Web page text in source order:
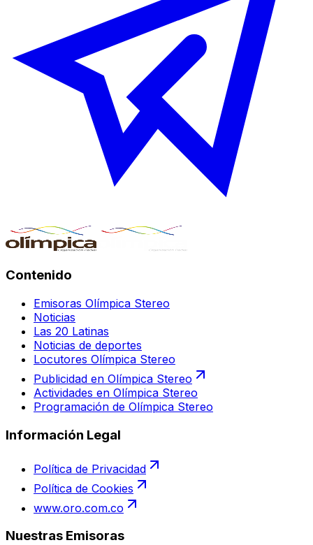
Contenido
Emisoras Olímpica Stereo
Noticias
Las 20 Latinas
Noticias de deportes
Locutores Olímpica Stereo
Publicidad en Olímpica Stereo
Actividades en Olímpica Stereo
Programación de Olímpica Stereo
Información Legal
Política de Privacidad
Política de Cookies
www.oro.com.co
Nuestras Emisoras